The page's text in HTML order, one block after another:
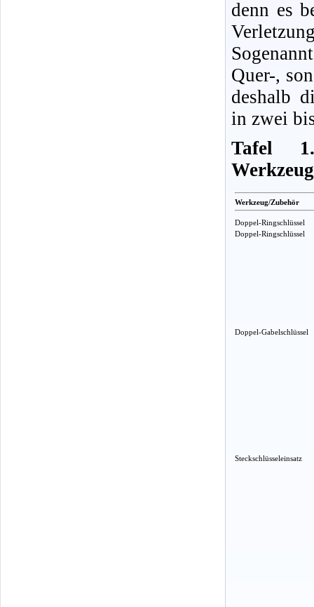
denn es
Quer-,
deshalb
in zwei
Tafel
Werkzeug/Zubehör
Doppel-Ringschlüssel
Doppel-Ringschlüssel
Doppel-Gabelschlüssel
Steckschlüsseleinsatz